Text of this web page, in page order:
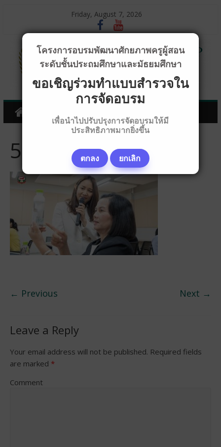
Friday, August 7, 2026
5D440075
← Previous Next →
Leave a Reply
Your email address will not be published. Required fields
are marked *
Comment
โครงการอบรมพัฒนาศักยภาพครูผู้สอน
ระดับชั้นประถมศึกษาและมัธยมศึกษา
ขอเชิญร่วมทำแบบสำรวจใน
การจัดอบรม
เพื่อนำไปปรับปรุงการจัดอบรมให้มี
ประสิทธิภาพมากยิ่งขึ้น
ตกลง ยกเลิก